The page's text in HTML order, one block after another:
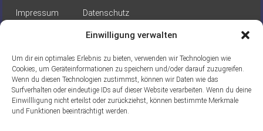
Einwilligung verwalten
Um dir ein optimales Erlebnis zu bieten, verwenden wir Technologien wie
Cookies, um Geräteinformationen zu speichern und/oder darauf zuzugreifen.
Wenn du diesen Technologien zustimmst, können wir Daten wie das
Surfverhalten oder eindeutige IDs auf dieser Website verarbeiten. Wenn du deine
Einwillligung nicht erteilst oder zurückziehst, können bestimmte Merkmale
und Funktionen beeinträchtigt werden.
Impressum
Datenschutz
Gefördert durch: